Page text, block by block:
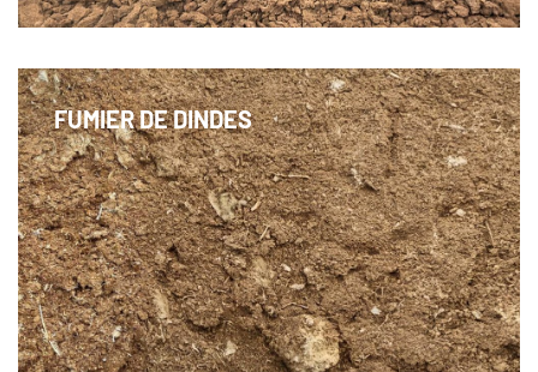
Un fumier de volailles de qualité supérieure
FUMIER DE DINDES